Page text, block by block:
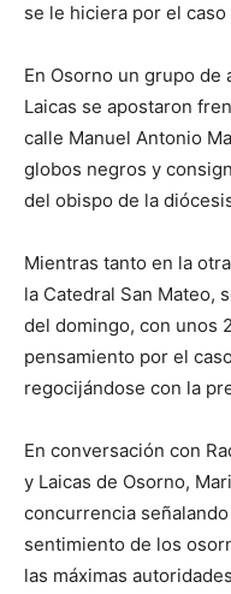
se le hiciera por el
En Osorno un grupo de
Laicas se apostaron
calle Manuel Antonio
globos negros y
del obispo de la
Mientras tanto en la
la Catedral San Mateo,
del domingo, con unos
pensamiento por el
regocijándose con la
En conversación con
y Laicas de Osorno,
concurrencia
sentimiento de los
las máximas